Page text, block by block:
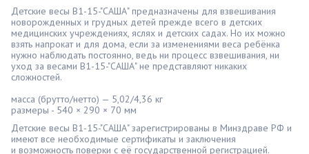
Детские весы В1-15-"САША" предназначены для взвешивания
новорожденных и грудных детей прежде всего в детских
медицинских учреждениях, яслях и детских садах. Но их можно
взять напрокат и для дома, если за изменениями веса ребёнка
нужно наблюдать постоянно, ведь ни процесс взвешивания, ни
уход за весами В1-15-"САША" не представляют никаких
сложностей.
масса (брутто/нетто) — 5,02/4,36 кг
размеры - 540 × 290 × 70 мм
Детские весы В1-15-"САША" зарегистрированы в Минздраве РФ и
имеют все необходимые сертификаты и заключения
и возможность поверки с её государственной регистрацией.